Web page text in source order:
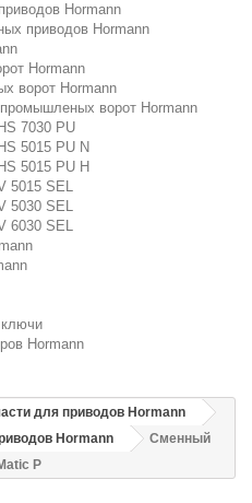
Hormann
приводов Hormann
Hormann
ворот Hormann
ворот Hormann
7030 PU
5015 PU N
5015 PU H
5015 SEL
5030 SEL
6030 SEL
Hormann
для приводов Hormann
Hormann
Сменный
P